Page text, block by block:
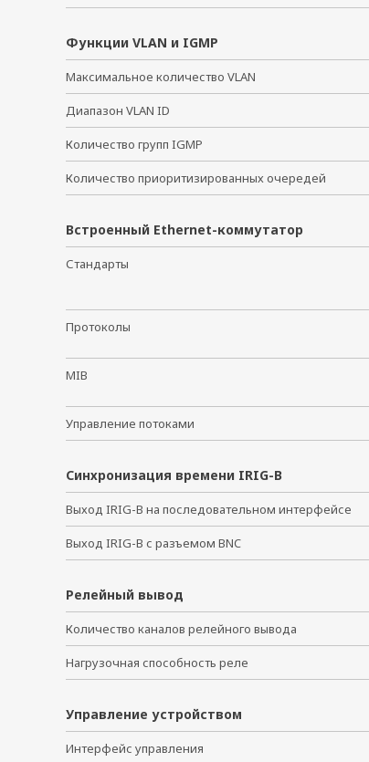
Функции VLAN и IGMP
Максимальное количество VLAN
Диапазон VLAN ID
Количество групп IGMP
Количество приоритизированных очередей
Встроенный Ethernet-коммутатор
Стандарты
Протоколы
MIB
Управление потоками
Синхронизация времени IRIG-B
Выход IRIG-B на последовательном интерфейсе
Выход IRIG-B с разъемом BNC
Релейный вывод
Количество каналов релейного вывода
Нагрузочная способность реле
Управление устройством
Интерфейс управления